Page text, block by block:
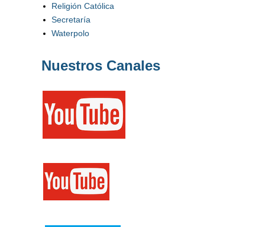
Religión Católica
Secretaría
Waterpolo
Nuestros Canales